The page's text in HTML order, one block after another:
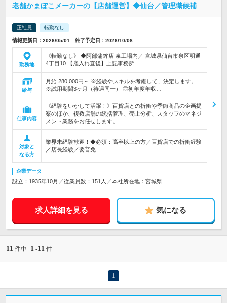
老舗かまぼこメーカーの【店舗運営】◆仙台／管理職候補
正社員 転勤なし
情報更新日：2026/05/01 終了予定日：2026/10/08
勤務地
《転勤なし》 ◆阿部蒲鉾店 泉工場内／ 宮城県仙台市泉区明通
4丁目10 【雇入れ直後】上記事務所…
給与
月給 280,000円～ ※経験やスキルを考慮して、決定します。
※試用期間3ヶ月（待遇同一） ◎初年度年収…
仕事内容
《経験をいかして活躍！》百貨店との折衝や季節商品の企画提
案のほか、複数店舗の統括管理、売上分析、スタッフのマネジ
メント業務をお任せします。
対象と
なる方
業界未経験歓迎！◆必須：高卒以上の方／百貨店での折衝経験
／店長経験／要普免
企業データ
設立：1935年10月／従業員数：151人／本社所在地：宮城県
求人詳細を見る 気になる
11 件中 1 -11 件
1